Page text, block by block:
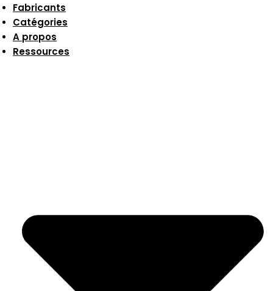
Fabricants
Catégories
A propos
Ressources